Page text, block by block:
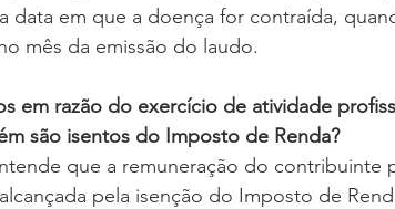
data em que a doença for contraída,
mês da emissão do laudo.
em razão do exercício de atividade
são isentos do Imposto de Renda?
que a remuneração do contribuinte
pela isenção do Imposto de